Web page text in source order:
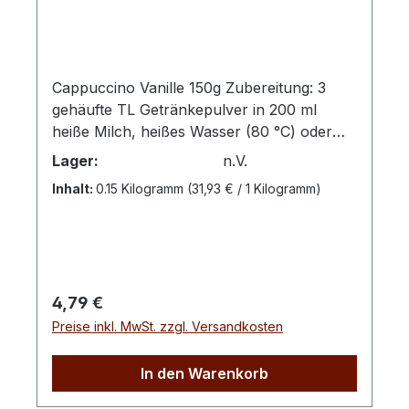
Cappuccino Vanille 150g Zubereitung: 3
gehäufte TL Getränkepulver in 200 ml
heiße Milch, heißes Wasser (80 °C) oder
Pflanzendrinks (z.B. Hafer, Mandel, Soja)
einrühren.Kaffee- und kakaohaltiges
Getränkepulver, Typ VanilleZutaten:
(E340, E452), Verdickungsmittel (E415),
Trennmittel (E341iii, E551), Milcheiweiß,
lagern.100 g enthalten durchschnittlich:
Energie 1680 kJ / 397 kcalFett 6,2 g dav.
Lager: n.V.
Inhalt: 0.15 Kilogramm (31,93 € / 1 Kilogramm)
Regulärer Preis:
4,79 €
Preise inkl. MwSt. zzgl. Versandkosten
In den Warenkorb